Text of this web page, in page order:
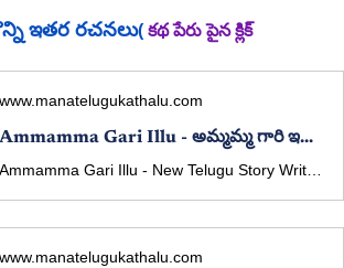
ఇతర రచనలు( కథ పేరు పైన క్లిక్
www.manatelugukathalu.com
Ammamma Gari Illu - అమ్మమ్మ గారి ఇల్లు - New Telugu Story Written By Mayukha
www.manatelugukathalu.com